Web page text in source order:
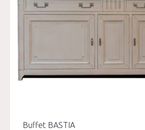
Buffet BASTIA